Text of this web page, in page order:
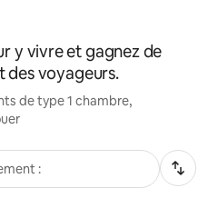
y vivre et gagnez de
des voyageurs.
de type 1 chambre,
: